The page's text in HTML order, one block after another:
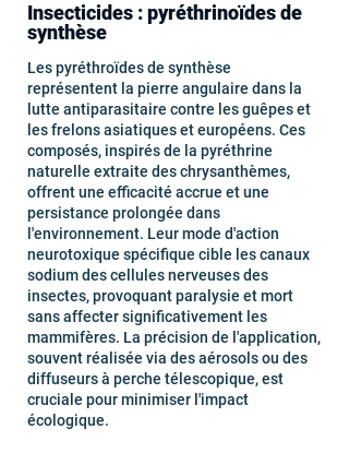
Insecticides : pyréthrinoïdes de
synthèse
Les pyréthroïdes de synthèse
représentent la pierre angulaire dans la
lutte antiparasitaire contre les guêpes et
les frelons asiatiques et européens. Ces
composés, inspirés de la pyréthrine
naturelle extraite des chrysanthèmes,
offrent une efficacité accrue et une
persistance prolongée dans
l'environnement. Leur mode d'action
neurotoxique spécifique cible les canaux
sodium des cellules nerveuses des
insectes, provoquant paralysie et mort
sans affecter significativement les
mammifères. La précision de l'application,
souvent réalisée via des aérosols ou des
diffuseurs à perche télescopique, est
cruciale pour minimiser l'impact
écologique.